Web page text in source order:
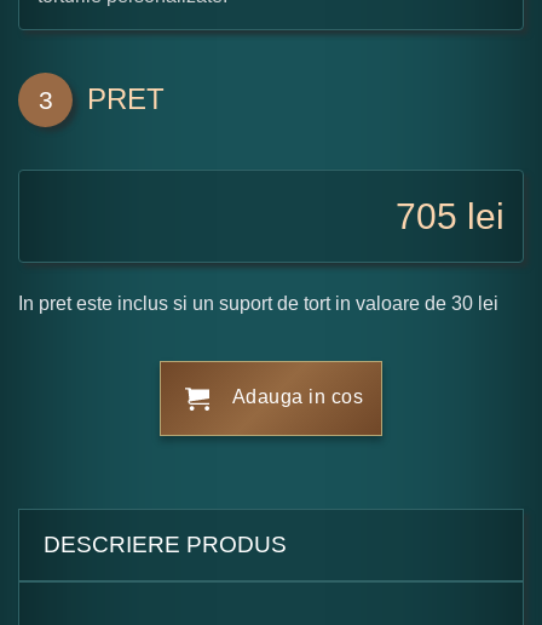
3 PRET
705 lei
In pret este inclus si un suport de tort in valoare de 30 lei
Adauga in cos
DESCRIERE PRODUS